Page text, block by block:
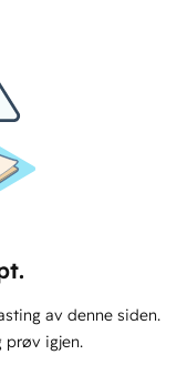
av denne siden.
prøv igjen.